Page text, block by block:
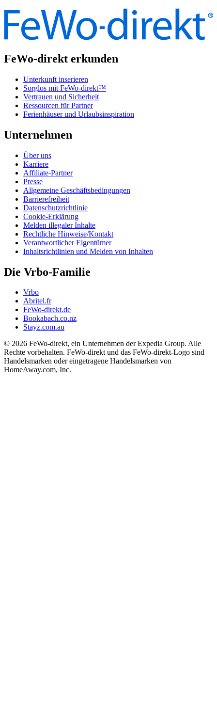
FeWo-direkt erkunden
Unterkunft inserieren
Sorglos mit FeWo-direkt™
Vertrauen und Sicherheit
Ressourcen für Partner
Ferienhäuser und Urlaubsinspiration
Unternehmen
Über uns
Karriere
Affiliate-Partner
Presse
Allgemeine Geschäftsbedingungen
Barrierefreiheit
Datenschutzrichtlinie
Cookie-Erklärung
Melden illegaler Inhalte
Rechtliche Hinweise/Kontakt
Verantwortlicher Eigentümer
Inhaltsrichtlinien und Melden von Inhalten
Die Vrbo-Familie
Vrbo
Abritel.fr
FeWo-direkt.de
Bookabach.co.nz
Stayz.com.au
© 2026 FeWo-direkt, ein Unternehmen der Expedia Group. Alle
Rechte vorbehalten. FeWo-direkt und das FeWo-direkt-Logo sind
Handelsmarken oder eingetragene Handelsmarken von
HomeAway.com, Inc.